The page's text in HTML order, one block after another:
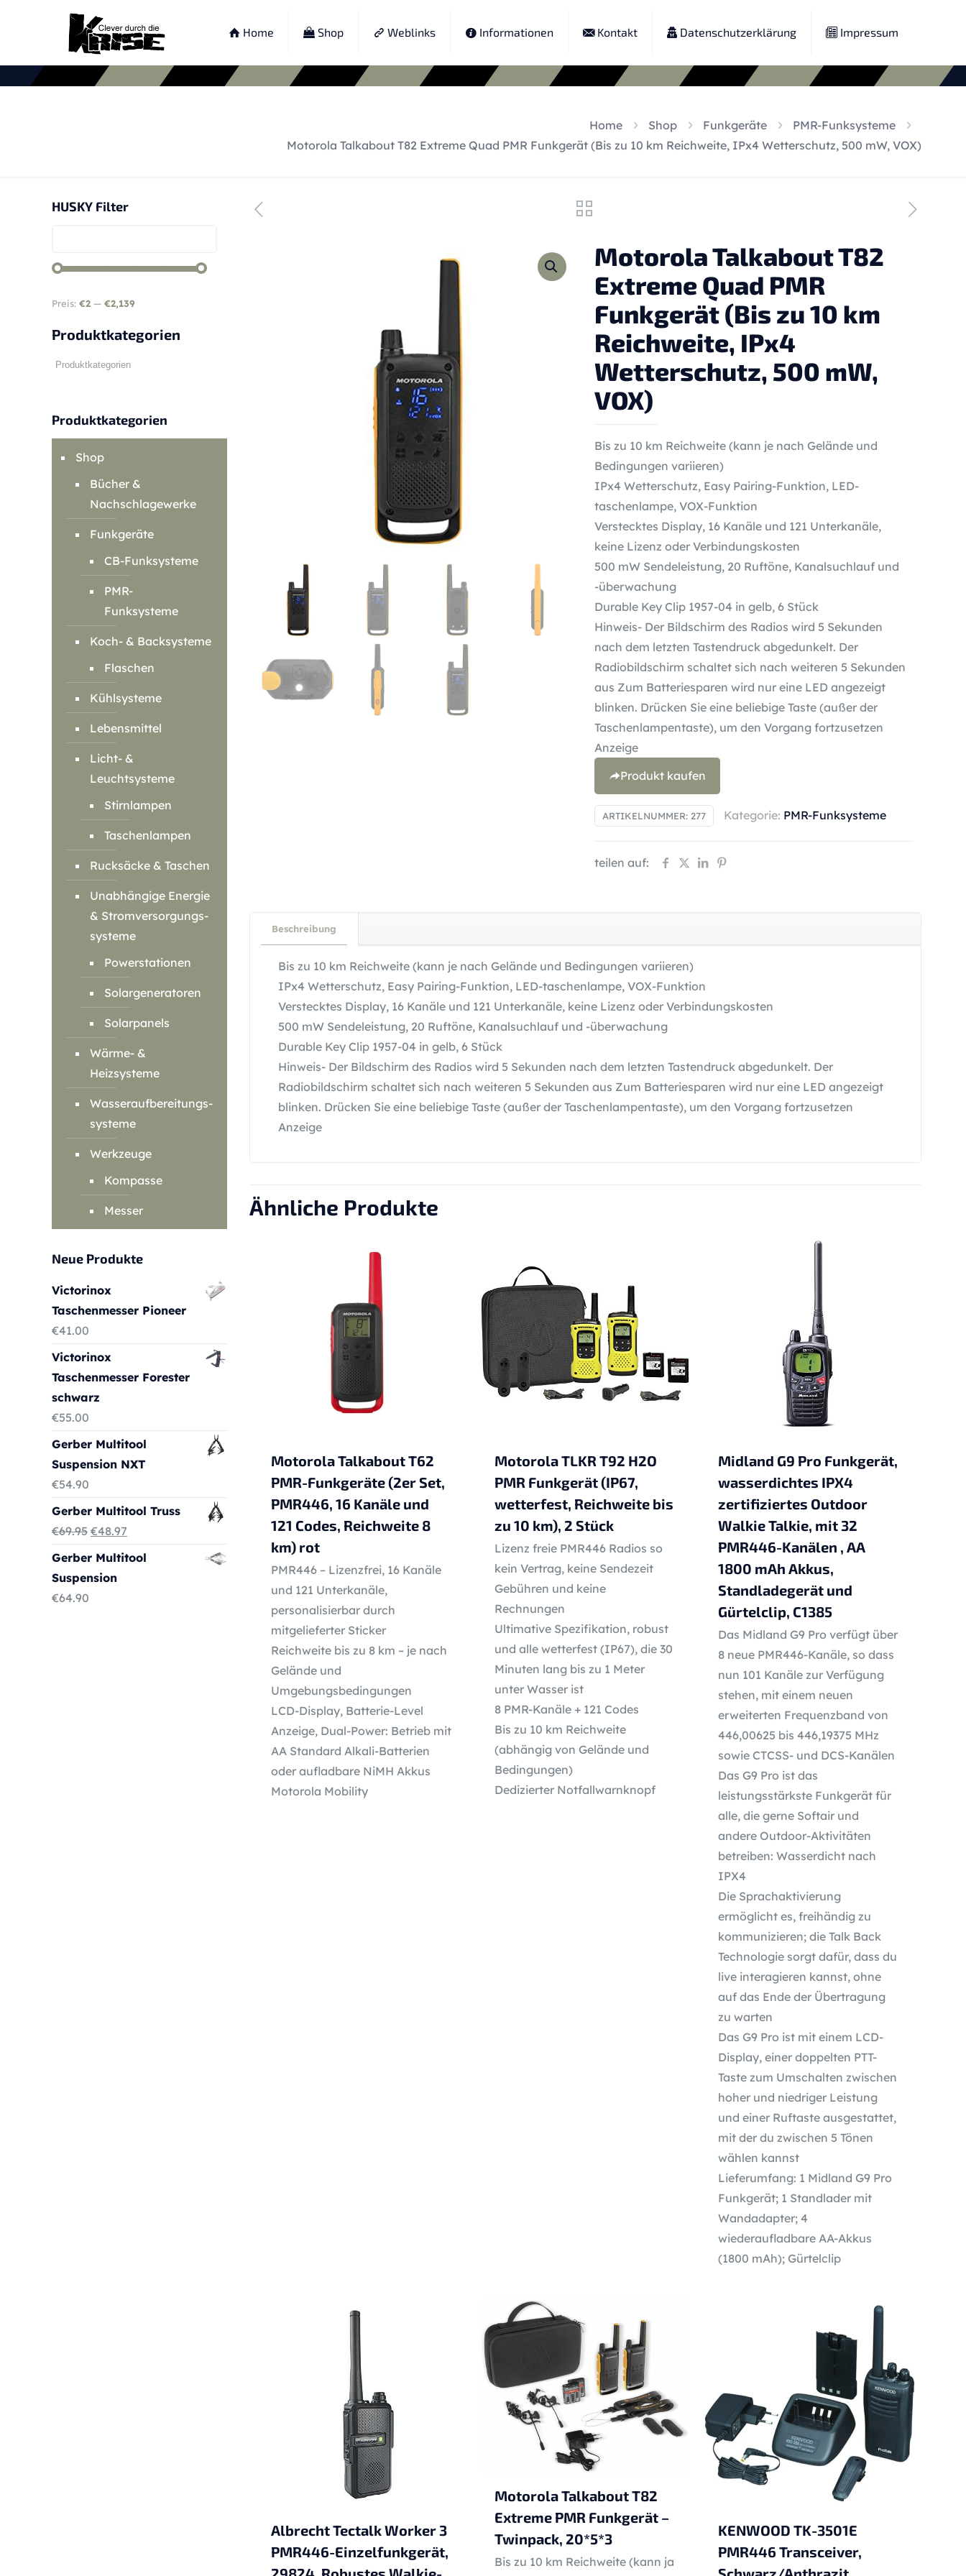
Home Shop Weblinks Informationen Kontakt Datenschutzerklärung Impressum
Home Shop Funkgeräte
PMR-Funksysteme
Motorola Talkabout T82 Extreme Quad PMR Funkgerät (Bis zu 10 km Reichweite, IPx4 Wetterschutz, 500 mW, VOX)
Motorola Talkabout T82
Extreme Quad PMR
Funkgerät (Bis zu 10 km
Reichweite, IPx4
Wetterschutz, 500 mW,
VOX)
Bis zu 10 km Reichweite (kann je nach Gelände und
Bedingungen variieren)
IPx4 Wetterschutz, Easy Pairing-Funktion, LED-
taschenlampe, VOX-Funktion
Verstecktes Display, 16 Kanäle und 121 Unterkanäle,
keine Lizenz oder Verbindungskosten
500 mW Sendeleistung, 20 Ruftöne, Kanalsuchlauf und
-überwachung
Durable Key Clip 1957-04 in gelb, 6 Stück
Hinweis- Der Bildschirm des Radios wird 5 Sekunden
nach dem letzten Tastendruck abgedunkelt. Der
Radiobildschirm schaltet sich nach weiteren 5 Sekunden
aus Zum Batteriesparen wird nur eine LED angezeigt
blinken. Drücken Sie eine beliebige Taste (außer der
Taschenlampentaste), um den Vorgang fortzusetzen
Anzeige
Produkt kaufen
ARTIKELNUMMER: 277 Kategorie: PMR-Funksysteme
teilen auf:
Beschreibung
Bis zu 10 km Reichweite (kann je nach Gelände und Bedingungen variieren)
IPx4 Wetterschutz, Easy Pairing-Funktion, LED-taschenlampe, VOX-Funktion
Verstecktes Display, 16 Kanäle und 121 Unterkanäle, keine Lizenz oder Verbindungskosten
500 mW Sendeleistung, 20 Ruftöne, Kanalsuchlauf und -überwachung
Durable Key Clip 1957-04 in gelb, 6 Stück
Hinweis- Der Bildschirm des Radios wird 5 Sekunden nach dem letzten Tastendruck abgedunkelt. Der
Radiobildschirm schaltet sich nach weiteren 5 Sekunden aus Zum Batteriesparen wird nur eine LED angezeigt
blinken. Drücken Sie eine beliebige Taste (außer der Taschenlampentaste), um den Vorgang fortzusetzen
Anzeige
Ähnliche Produkte
Motorola Talkabout T62
PMR-Funkgeräte (2er Set,
PMR446, 16 Kanäle und
121 Codes, Reichweite 8
km) rot
PMR446 – Lizenzfrei, 16 Kanäle
und 121 Unterkanäle,
personalisierbar durch
mitgelieferter Sticker
Reichweite bis zu 8 km – je nach
Gelände und
Umgebungsbedingungen
LCD-Display, Batterie-Level
Anzeige, Dual-Power: Betrieb mit
AA Standard Alkali-Batterien
oder aufladbare NiMH Akkus
Motorola Mobility
Motorola TLKR T92 H2O
PMR Funkgerät (IP67,
wetterfest, Reichweite bis
zu 10 km), 2 Stück
Lizenz freie PMR446 Radios so
kein Vertrag, keine Sendezeit
Gebühren und keine
Rechnungen
Ultimative Spezifikation, robust
und alle wetterfest (IP67), die 30
Minuten lang bis zu 1 Meter
unter Wasser ist
8 PMR-Kanäle + 121 Codes
Bis zu 10 km Reichweite
(abhängig von Gelände und
Bedingungen)
Dedizierter Notfallwarnknopf
Midland G9 Pro Funkgerät,
wasserdichtes IPX4
zertifiziertes Outdoor
Walkie Talkie, mit 32
PMR446-Kanälen , AA
1800 mAh Akkus,
Standladegerät und
Gürtelclip, C1385
Das Midland G9 Pro verfügt über
8 neue PMR446-Kanäle, so dass
nun 101 Kanäle zur Verfügung
stehen, mit einem neuen
erweiterten Frequenzband von
446,00625 bis 446,19375 MHz
sowie CTCSS- und DCS-Kanälen
Das G9 Pro ist das
leistungsstärkste Funkgerät für
alle, die gerne Softair und
andere Outdoor-Aktivitäten
betreiben: Wasserdicht nach
IPX4
Die Sprachaktivierung
ermöglicht es, freihändig zu
kommunizieren; die Talk Back
Technologie sorgt dafür, dass du
live interagieren kannst, ohne
auf das Ende der Übertragung
zu warten
Das G9 Pro ist mit einem LCD-
Display, einer doppelten PTT-
Taste zum Umschalten zwischen
hoher und niedriger Leistung
und einer Ruftaste ausgestattet,
mit der du zwischen 5 Tönen
wählen kannst
Lieferumfang: 1 Midland G9 Pro
Funkgerät; 1 Standlader mit
Wandadapter; 4
wiederaufladbare AA-Akkus
(1800 mAh); Gürtelclip
Albrecht Tectalk Worker 3
PMR446-Einzelfunkgerät,
Motorola Talkabout T82
Extreme PMR Funkgerät –
Twinpack, 20*5*3
Bis zu 10 km Reichweite (kann ja
KENWOOD TK-3501E
PMR446 Transceiver,
HUSKY Filter
Preis: €2 — €2,139
Produktkategorien
Produktkategorien
Shop
Bücher &
Nachschlagewerke
Funkgeräte
CB-Funksysteme
PMR-
Funksysteme
Koch- & Backsysteme
Flaschen
Kühlsysteme
Lebensmittel
Licht- &
Leuchtsysteme
Stirnlampen
Taschenlampen
Rucksäcke & Taschen
Unabhängige Energie
& Stromversorgungs-
systeme
Powerstationen
Solargeneratoren
Solarpanels
Wärme- &
Heizsysteme
Wasseraufbereitungs-
systeme
Werkzeuge
Kompasse
Messer
Neue Produkte
Victorinox
Taschenmesser Pioneer
€41.00
Victorinox
Taschenmesser Forester
schwarz
€55.00
Gerber Multitool
Suspension NXT
€54.90
Gerber Multitool Truss
€69.95 Ursprünglicher
Preis
war:
€48.97
Preis
Gerber Multitool
Suspension
€64.90